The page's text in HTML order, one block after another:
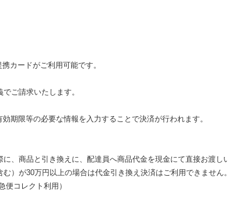
ードがご利用可能です。
請求いたします。
等の必要な情報を入力することで決済が行われます。
商品と引き換えに、配達員へ商品代金を現金にて直接お渡し
30万円以上の場合は代金引き換え決済はご利用できません。
急便コレクト利用）